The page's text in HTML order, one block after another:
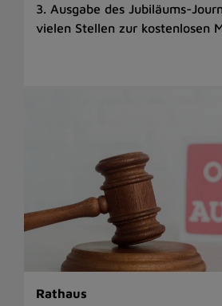
3. Ausgabe des Jubiläums-
vielen Stellen zur kostenlosen
Rathaus